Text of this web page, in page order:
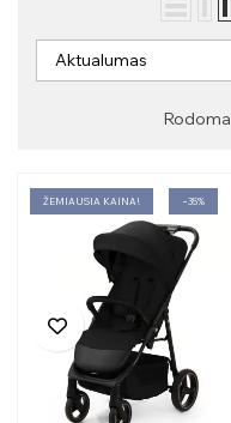
Aktualumas
ŽEMIAUSIA KAINA! −35%